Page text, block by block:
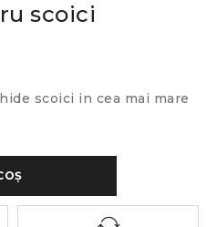
scoici
scoici in cea mai mare